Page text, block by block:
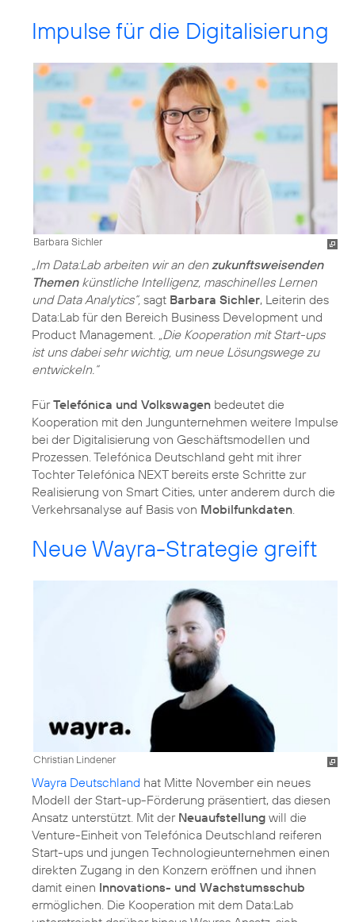
Impulse für die Digitalisierung
Barbara Sichler
„Im Data:Lab arbeiten wir an denzukunftsweisenden
Themenkünstliche Intelligenz, maschinelles Lernen
und Data Analytics“, sagt Barbara Sichler, Leiterin des
Data:Lab für den Bereich Business Development und
Product Management. „Die Kooperation mit Start-ups
ist uns dabei sehr wichtig, um neue Lösungswege zu
entwickeln.“
FürTelefónica und Volkswagen bedeutet die
Kooperation mit den Jungunternehmen weitere Impulse
bei der Digitalisierung von Geschäftsmodellen und
Prozessen. Telefónica Deutschland geht mit ihrer
Tochter Telefónica NEXT bereits erste Schritte zur
Realisierung von Smart Cities, unter anderem durch die
Verkehrsanalyse auf Basis von Mobilfunkdaten.
Neue Wayra-Strategie greift
Christian Lindener
Wayra Deutschland hat Mitte November ein neues
Modell der Start-up-Förderung präsentiert, das diesen
Ansatz unterstützt. Mit der Neuaufstellung will die
Venture-Einheit von Telefónica Deutschland reiferen
Start-ups und jungen Technologieunternehmen einen
direkten Zugang in den Konzern eröffnen und ihnen
damit einen Innovations- und Wachstumsschub
ermöglichen. Die Kooperation mit dem Data:Lab